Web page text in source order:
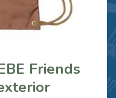
Friends